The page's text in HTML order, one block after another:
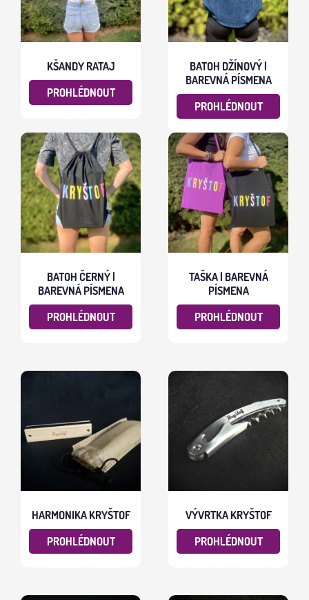
KŠANDY RATAJ
PROHLÉDNOUT
BATOH DŽÍNOVÝ |
BAREVNÁ PÍSMENA
PROHLÉDNOUT
BATOH ČERNÝ |
BAREVNÁ PÍSMENA
PROHLÉDNOUT
TAŠKA | BAREVNÁ
PÍSMENA
PROHLÉDNOUT
HARMONIKA KRYŠTOF
PROHLÉDNOUT
VÝVRTKA KRYŠTOF
PROHLÉDNOUT